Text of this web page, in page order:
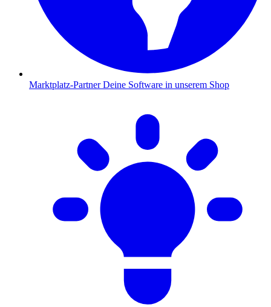
Marktplatz-Partner Deine Software in unserem Shop